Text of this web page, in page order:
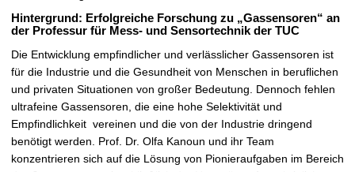
Hintergrund: Erfolgreiche Forschung zu „Gassensoren“ an
der Professur für Mess- und Sensortechnik der TUC
Die Entwicklung empfindlicher und verlässlicher Gassensoren ist
für die Industrie und die Gesundheit von Menschen in beruflichen
und privaten Situationen von großer Bedeutung. Dennoch fehlen
ultrafeine Gassensoren, die eine hohe Selektivität und
Empfindlichkeit vereinen und die von der Industrie dringend
benötigt werden. Prof. Dr. Olfa Kanoun und ihr Team
konzentrieren sich auf die Lösung von Pionieraufgaben im Bereich